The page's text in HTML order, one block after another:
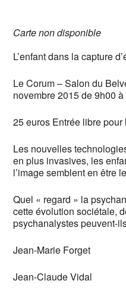
Carte non disponible
L’enfant dans la capture
Le Corum – Salon du
novembre 2015 de 9h00
25 euros Entrée libre pour
Les nouvelles
en plus invasives, les
l’image semblent en être
Quel « regard » la
cette évolution sociétale,
psychanalystes peuvent-
Jean-Marie Forget
Jean-Claude Vidal